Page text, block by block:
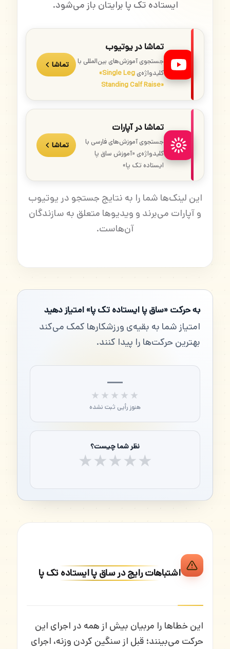
ایستاده تک پا برایتان باز می‌شود.
تماشا در یوتیوب
جستجوی آموزش‌های بین‌المللی با
کلیدواژه‌ی«Single Leg
Standing Calf Raise»
تماشا
تماشا در آپارات
جستجوی آموزش‌های فارسی با
کلیدواژه‌ی «آموزش ساق پا
ایستاده تک پا»
تماشا
این لینک‌ها شما را به نتایج جستجو در یوتیوب
و آپارات می‌برند و ویدیوها متعلق به سازندگان
آن‌هاست.
به حرکت «ساق پا ایستاده تک پا» امتیاز دهید
امتیاز شما به بقیه‌ی ورزشکارها کمک می‌کند
بهترین حرکت‌ها را پیدا کنند.
—
★★★★★
هنوز رأیی ثبت نشده
نظر شما چیست؟
★★★★★
اشتباهات رایج در ساق پا ایستاده تک پا
این خطاها را مربیان بیش از همه در اجرای این
حرکت می‌بینند؛ قبل از سنگین کردن وزنه، اجرای